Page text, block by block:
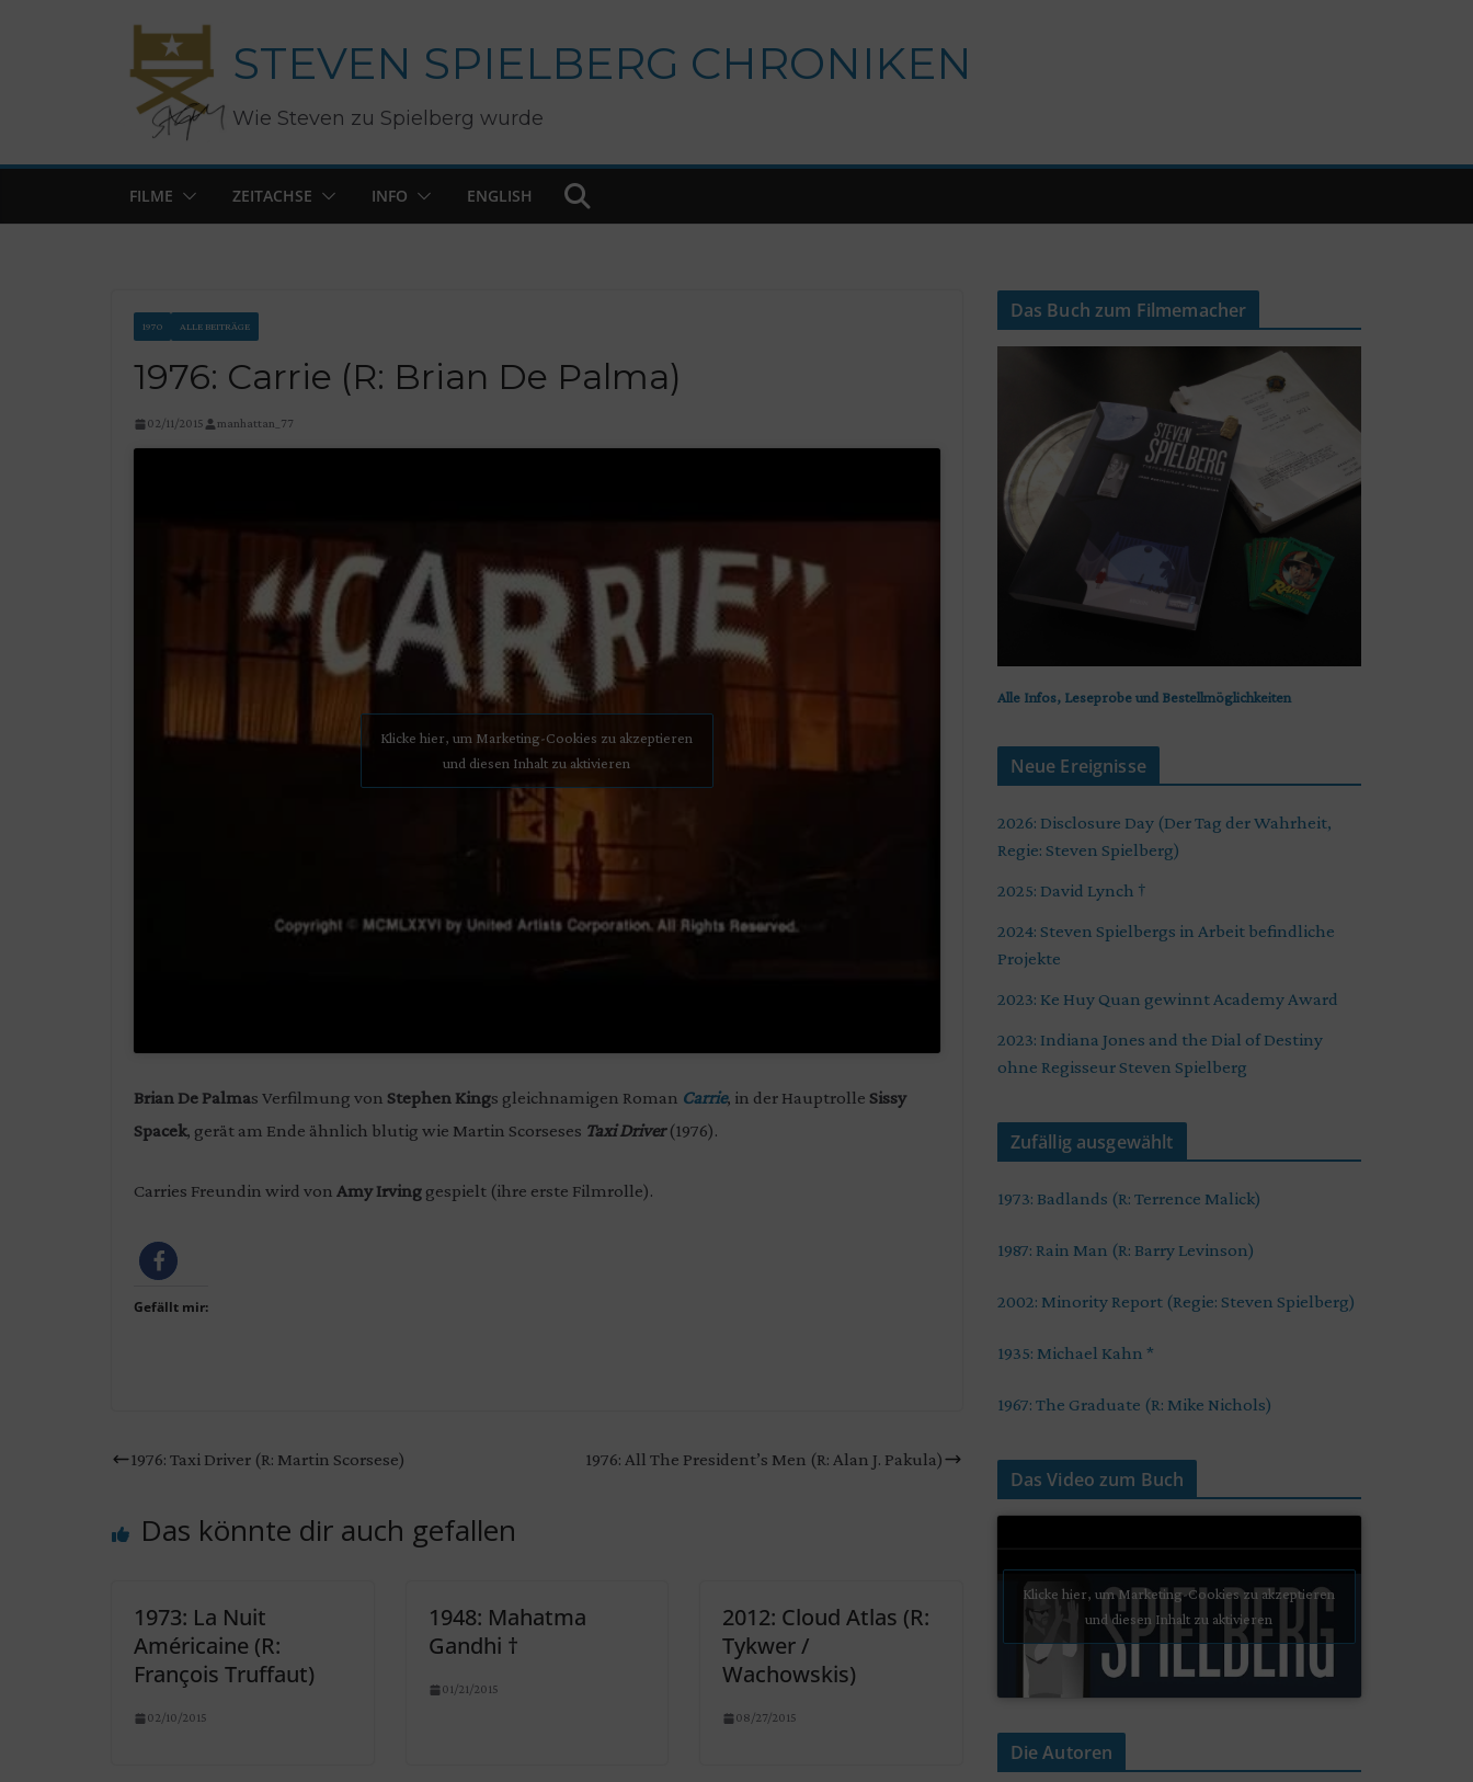
STEVEN SPIELBERG CHRONIKEN
Wie Steven zu Spielberg wurde
FILME ZEITACHSE INFO ENGLISH
1970 ALLE BEITRÄGE
1976: Carrie (R: Brian De Palma)
02/11/2015 manhattan_77
Klicke hier, um Marketing-Cookies zu akzeptieren
und diesen Inhalt zu aktivieren
Brian De Palmas Verfilmung von Stephen Kings gleichnamigen Roman Carrie, in der Hauptrolle Sissy
Spacek, gerät am Ende ähnlich blutig wie Martin Scorseses Taxi Driver(1976).
Carries Freundin wird von Amy Irving gespielt (ihre erste Filmrolle).
Gefällt mir:
1976: Taxi Driver (R: Martin Scorsese) 1976: All The President’s Men (R: Alan J. Pakula)
Das könnte dir auch gefallen
1973: La Nuit
Américaine (R:
François Truffaut)
02/10/2015
1948: Mahatma
Gandhi †
01/21/2015
2012: Cloud Atlas (R:
Tykwer /
Wachowskis)
08/27/2015
Das Buch zum Filmemacher
Alle Infos, Leseprobe und Bestellmöglichkeiten
Neue Ereignisse
2026: Disclosure Day (Der Tag der Wahrheit,
Regie: Steven Spielberg)
2025: David Lynch †
2024: Steven Spielbergs in Arbeit befindliche
Projekte
2023: Ke Huy Quan gewinnt Academy Award
2023: Indiana Jones and the Dial of Destiny
ohne Regisseur Steven Spielberg
Zufällig ausgewählt
1973: Badlands (R: Terrence Malick)
1987: Rain Man (R: Barry Levinson)
2002: Minority Report (Regie: Steven Spielberg)
1935: Michael Kahn *
1967: The Graduate (R: Mike Nichols)
Das Video zum Buch
Klicke hier, um Marketing-Cookies zu akzeptieren
und diesen Inhalt zu aktivieren
Die Autoren